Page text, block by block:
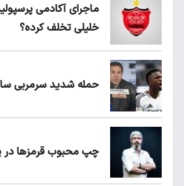
ماجرای آکادمی
خلیلی تخلف کرده؟
حمله شدید سرمربی
چپ محبوب قرمزها